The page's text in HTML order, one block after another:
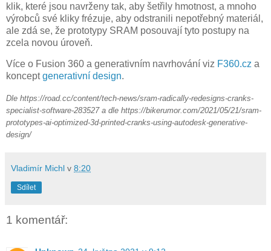
klik, které jsou navrženy tak, aby šetřily hmotnost, a mnoho
výrobců své kliky frézuje, aby odstranili nepotřebný materiál,
ale zdá se, že prototypy SRAM posouvají tyto postupy na
zcela novou úroveň.
Více o Fusion 360 a generativním navrhování viz F360.cz a
konceptgenerativní design.
Dle https://road.cc/content/tech-news/sram-radically-redesigns-cranks-
specialist-software-283527 a dle https://bikerumor.com/2021/05/21/sram-
prototypes-ai-optimized-3d-printed-cranks-using-autodesk-generative-
design/
Vladimír Michl v 8:20
Sdílet
1 komentář: